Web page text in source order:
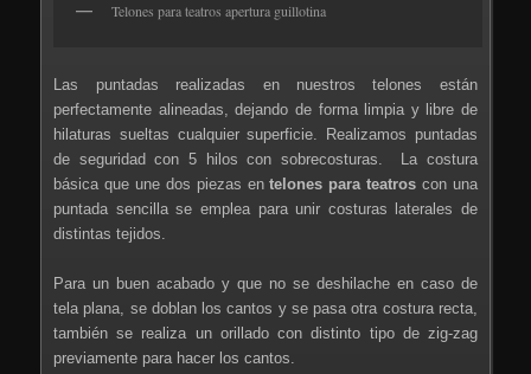
Telones para teatros apertura guillotina
Las puntadas realizadas en nuestros telones están
perfectamente alineadas, dejando de forma limpia y libre de
hilaturas sueltas cualquier superficie. Realizamos puntadas
de seguridad con 5 hilos con sobrecosturas. La costura
básica que une dos piezas entelones para teatros con una
puntada sencilla se emplea para unir costuras laterales de
distintas tejidos.
Para un buen acabado y que no se deshilache en caso de
tela plana, se doblan los cantos y se pasa otra costura recta,
también se realiza un orillado con distinto tipo de zig-zag
previamente para hacer los cantos.